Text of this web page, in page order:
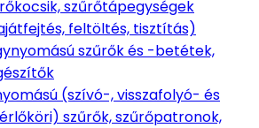
szűrőtápegységek
feltöltés, tisztítás)
szűrők és -betétek,
(szívó-, visszafolyó- és
szűrők, szűrőpatronok,